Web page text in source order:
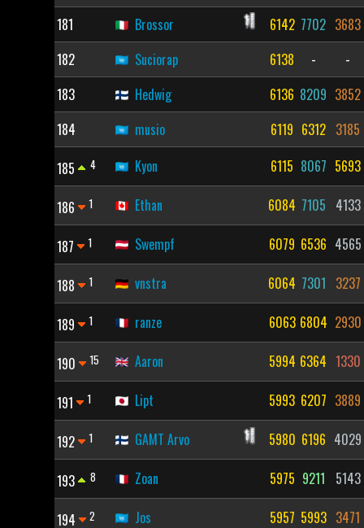
181
Brossor 6142 7702 3683
182
Suciorap 6138 -
-
183
Hedwig 6136 8209 3852
184
musio 6119 6312 3185
185 4 Kyon 6115 8067 5693
186 1 Ethan 6084 7105 4133
187 1 Swempf 6079 6536 4565
188 1 vnstra 6064 7301 3237
189 1 ranze 6063 6804 2930
190 15 Aaron 5994 6364 1330
191 1 Lipt 5993 6207 3889
192 1 GAMT Arvo 5980 6196 4029
193 8 Zoan 5975 9211 5143
194 2 Jos 5957 5993 3471